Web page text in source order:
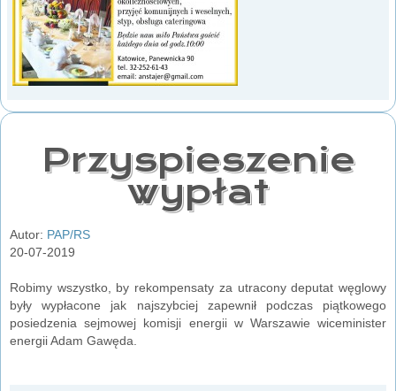
Przyspieszenie
wypłat
Autor: PAP/RS
20-07-2019
Robimy wszystko, by rekompensaty za utracony deputat węglowy
były wypłacone jak najszybciej zapewnił podczas piątkowego
posiedzenia sejmowej komisji energii w Warszawie wiceminister
energii Adam Gawęda.